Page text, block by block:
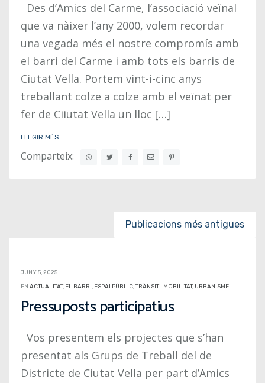
Des d’Amics del Carme, l’associació veïnal
que va nàixer l’any 2000, volem recordar
una vegada més el nostre compromís amb
el barri del Carme i amb tots els barris de
Ciutat Vella. Portem vint-i-cinc anys
treballant colze a colze amb el veïnat per
fer de Ciiutat Vella un lloc […]
LLEGIR MÉS
Comparteix:
Publicacions més antigues
JUNY 5, 2025
EN ACTUALITAT, EL BARRI, ESPAI PÚBLIC,TRÀNSIT I MOBILITAT, URBANISME
Pressuposts participatius
Vos presentem els projectes que s’han
presentat als Grups de Treball del de
Districte de Ciutat Vella per part d’Amics